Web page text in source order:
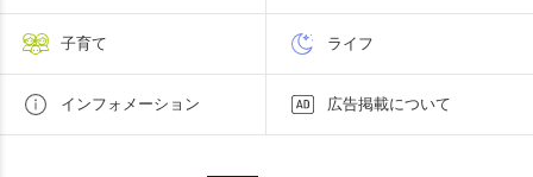
子育て ライフ
インフォメーション 広告掲載について